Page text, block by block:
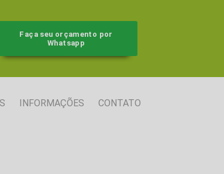
Faça seu orçamento por
Whatsapp
INFORMAÇÕES CONTATO